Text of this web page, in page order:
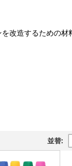
改造するための材
並替: